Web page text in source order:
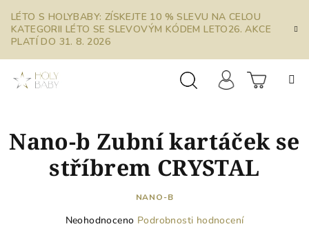
obsah
LÉTO S HOLYBABY: ZÍSKEJTE 10 % SLEVU NA CELOU
KATEGORII LÉTO SE SLEVOVÝM KÓDEM LETO26. AKCE
PLATÍ DO 31. 8. 2026
košík
Nano-b Zubní kartáček se
stříbrem CRYSTAL
NANO-B
Průměrné
Neohodnoceno Podrobnosti hodnocení